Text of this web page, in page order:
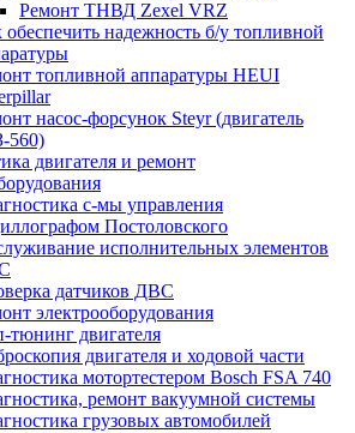
Ремонт ТНВД Zexel VRZ
обеспечить надежность б/у топливной
топливной аппаратуры HEUI
насос-форсунок Steyr (двигатель
560)
двигателя и ремонт
с-мы управления
Постоловского
исполнительных элементов
датчиков ДВС
электрооборудования
тюнинг двигателя
двигателя и ходовой части
мотортестером Bosch FSA 740
ремонт вакуумной системы
грузовых автомобилей